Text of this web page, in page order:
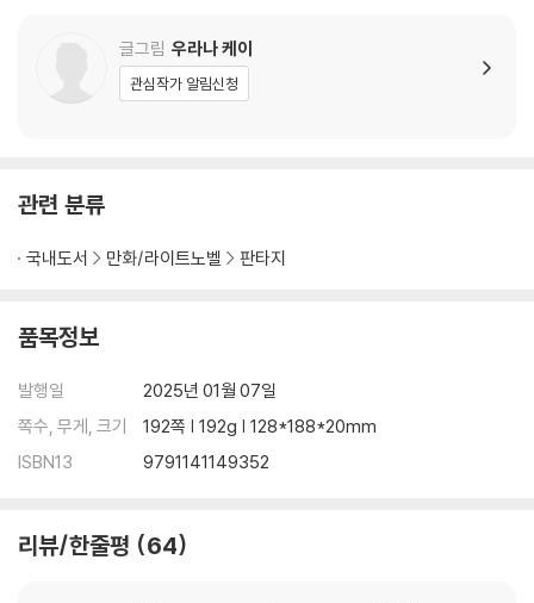
글그림 우라나 케이
관심작가 알림신청
관련 분류
국내도서 만화/라이트노벨 판타지
품목정보
발행일
2025년 01월 07일
쪽수, 무게, 크기
192쪽 | 192g | 128*188*20mm
ISBN13
9791141149352
리뷰/한줄평 64